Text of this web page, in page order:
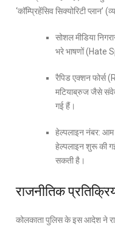
‘कॉम्प्रिहेंसिव सिक्योरिटी प्लान’
सोशल मीडिया
भरे भाषणों (Hate
रैपिड एक्शन फोर्स
मटियाब्रुज जैसे
गई हैं।
हेल्पलाइन नंबर:
हेल्पलाइन शुरू की गई
सकती है।
राजनीतिक
कोलकाता पुलिस के इस आदेश ने